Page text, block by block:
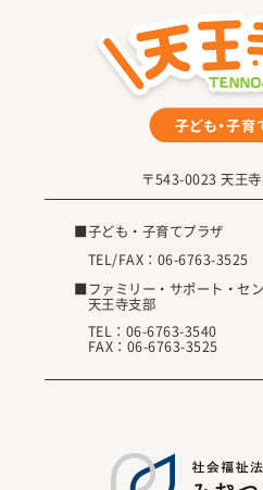
〒543-0023 天王
■子ども・子育てプラザ
TEL/FAX： 06-6763-3525
■ファミリー・サポート・セ
天王寺支部
TEL： 06-6763-3540
FAX：06-6763-3525